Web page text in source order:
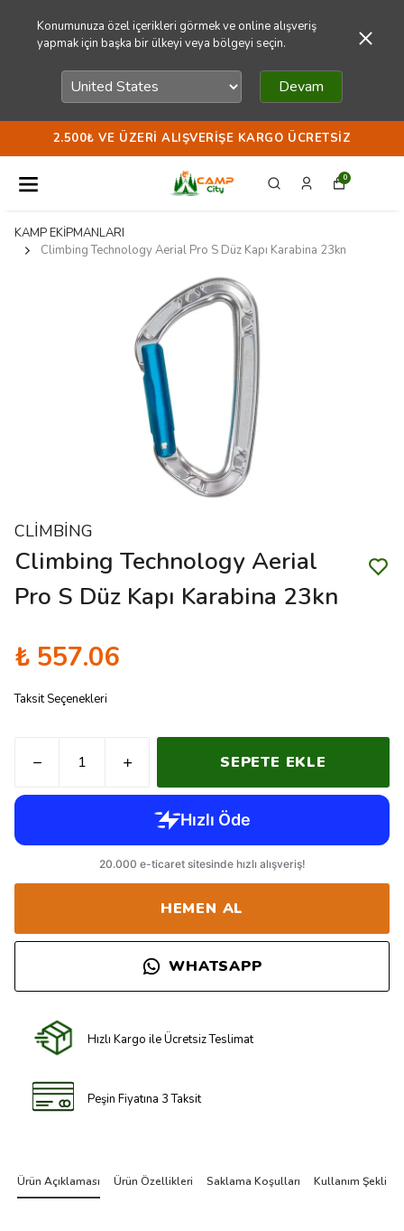
Konumunuza özel içerikleri görmek ve online alışveriş
yapmak için başka bir ülkeyi veya bölgeyi seçin.
Devam
2.500₺ VE ÜZERI ALIŞVERIŞE KARGO ÜCRETSIZ
0
KAMP EKİPMANLARI
Climbing Technology Aerial Pro S Düz Kapı Karabina 23kn
CLİMBİNG
Climbing Technology Aerial
Pro S Düz Kapı Karabina 23kn
₺ 557.06
Taksit Seçenekleri
SEPETE EKLE
HEMEN AL
WHATSAPP
Hızlı Kargo ile Ücretsiz Teslimat
Peşin Fiyatına 3 Taksit
Ürün Açıklaması Ürün Özellikleri Saklama Koşulları Kullanım Şekli